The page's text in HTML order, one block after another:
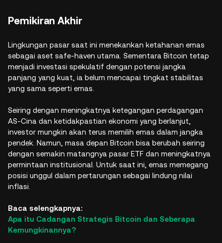
Pemikiran Akhir
Lingkungan pasar saat ini menekankan ketahanan emas
sebagai aset safe-haven utama. Sementara Bitcoin tetap
menjadi investasi spekulatif dengan potensi jangka
panjang yang kuat, ia belum mencapai tingkat stabilitas
yang sama seperti emas.
Seiring dengan meningkatnya ketegangan perdagangan
AS-Cina dan ketidakpastian ekonomi yang berlanjut,
investor mungkin akan terus memilih emas dalam jangka
pendek. Namun, masa depan Bitcoin bisa berubah seiring
dengan semakin matangnya pasar ETF dan meningkatnya
permintaan institusional. Untuk saat ini, emas memegang
posisi unggul dalam pertarungan sebagai lindung nilai
inflasi.
Baca selengkapnya:
Apa itu Cadangan Strategis Bitcoin dan Seberapa
Kemungkinannya?